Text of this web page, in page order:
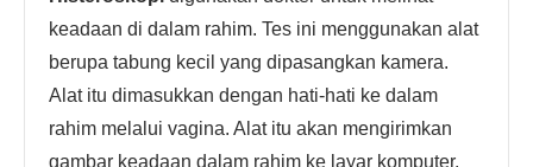
keadaan di dalam rahim. Tes ini menggunakan alat
berupa tabung kecil yang dipasangkan kamera.
Alat itu dimasukkan dengan hati-hati ke dalam
rahim melalui vagina. Alat itu akan mengirimkan
gambar keadaan dalam rahim ke layar komputer.